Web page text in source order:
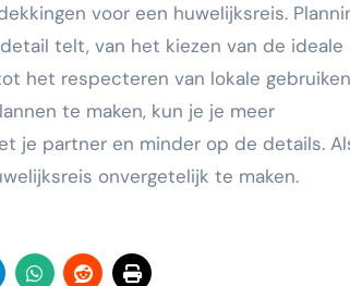
voor een huwelijksreis.
telt, van het kiezen van de ideale
het respecteren van lokale
te maken, kun je je meer
je partner en minder op de details.
onvergetelijk te maken.